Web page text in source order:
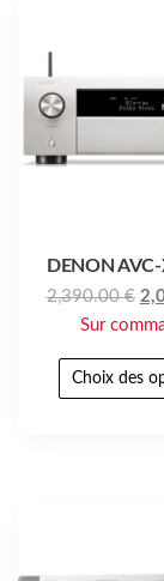
DENON
2,390.00€
Sur
Choix des